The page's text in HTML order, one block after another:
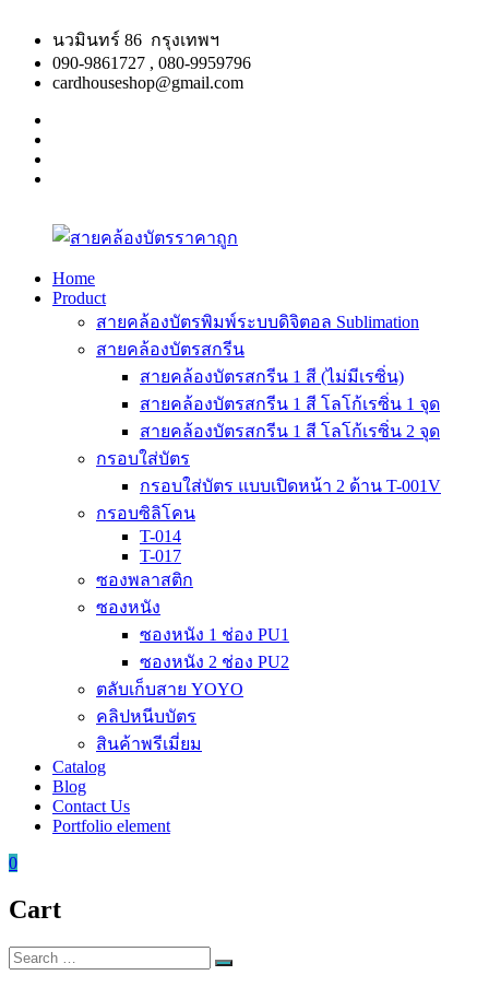
content
นวมินทร์ 86 กรุงเทพฯ
090-9861727 , 080-9959796
cardhouseshop@gmail.com
สาย
สินค้า
Home
Product
สายคล้องบัตรพิมพ์ระบบดิจิตอล Sublimation
สายคล้องบัตรสกรีน
สายคล้องบัตรสกรีน 1 สี (ไม่มีเรซิ่น)
สายคล้องบัตรสกรีน 1 สี โลโก้เรซิ่น 1 จุด
สายคล้องบัตรสกรีน 1 สี โลโก้เรซิ่น 2 จุด
กรอบใส่บัตร
กรอบใส่บัตร แบบเปิดหน้า 2 ด้าน T-001V
กรอบซิลิโคน
T-014
T-017
ซองพลาสติก
ซองหนัง
ซองหนัง 1 ช่อง PU1
ซองหนัง 2 ช่อง PU2
ตลับเก็บสาย YOYO
คลิปหนีบบัตร
สินค้าพรีเมี่ยม
Catalog
Blog
Contact Us
Portfolio element
0
Cart
Search
for:
Search